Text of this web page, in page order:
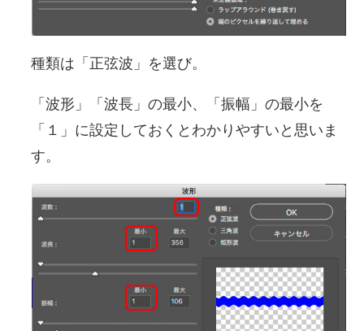
種類は「正弦波」を選び。
「波形」「波長」の最小、「振幅」の最小を
「１」に設定しておくとわかりやすいと思いま
す。